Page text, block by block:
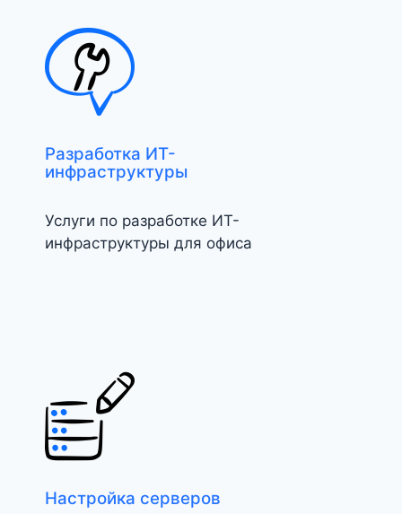
Разработка ИТ-
инфраструктуры
Услуги по разработке ИТ-
инфраструктуры для офиса
Настройка серверов